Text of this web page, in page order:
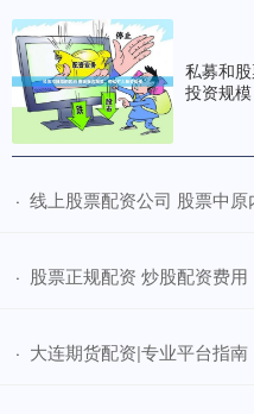
私募和
投资规模
· 线上股票配资公司 股票中
· 股票正规配资 炒股配资费
· ​大连期货配资|专业平台指南